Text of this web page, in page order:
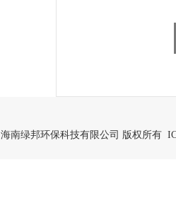
海南绿邦环保科技有限公司 版权所有